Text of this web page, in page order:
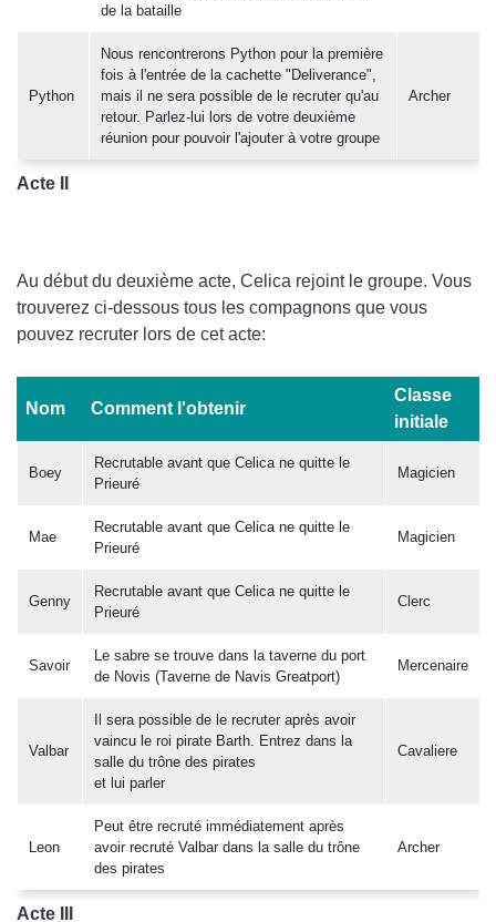
de la bataille
Python
Nous rencontrerons Python pour la première
fois à l'entrée de la cachette "Deliverance",
mais il ne sera possible de le recruter qu'au
retour. Parlez-lui lors de votre deuxième
réunion pour pouvoir l'ajouter à votre groupe
Archer
Acte II
Au début du deuxième acte, Celica rejoint le groupe. Vous
trouverez ci-dessous tous les compagnons que vous
pouvez recruter lors de cet acte:
Nom Comment l'obtenir
Classe
initiale
Boey
Recrutable avant que Celica ne quitte le
Prieuré
Magicien
Mae
Recrutable avant que Celica ne quitte le
Prieuré
Magicien
Genny
Recrutable avant que Celica ne quitte le
Prieuré
Clerc
Savoir
Le sabre se trouve dans la taverne du port
de Novis (Taverne de Navis Greatport)
Mercenaire
Valbar
Il sera possible de le recruter après avoir
vaincu le roi pirate Barth. Entrez dans la
salle du trône des pirates
et lui parler
Cavaliere
Leon
Peut être recruté immédiatement après
avoir recruté Valbar dans la salle du trône
des pirates
Archer
Acte III